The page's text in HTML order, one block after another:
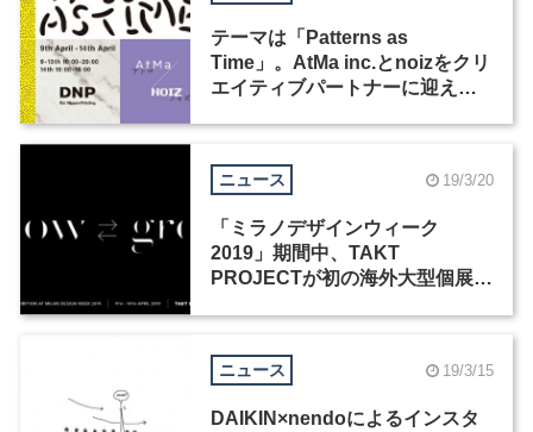
テーマは「Patterns as
Time」。AtMa inc.とnoizをクリ
エイティブパートナーに迎え、
ニュース 19/3/20
「ミラノデザインウィーク
2019」期間中、TAKT
PROJECTが初の海外大型個展を
ニュース 19/3/15
DAIKIN×nendoによるインスタ